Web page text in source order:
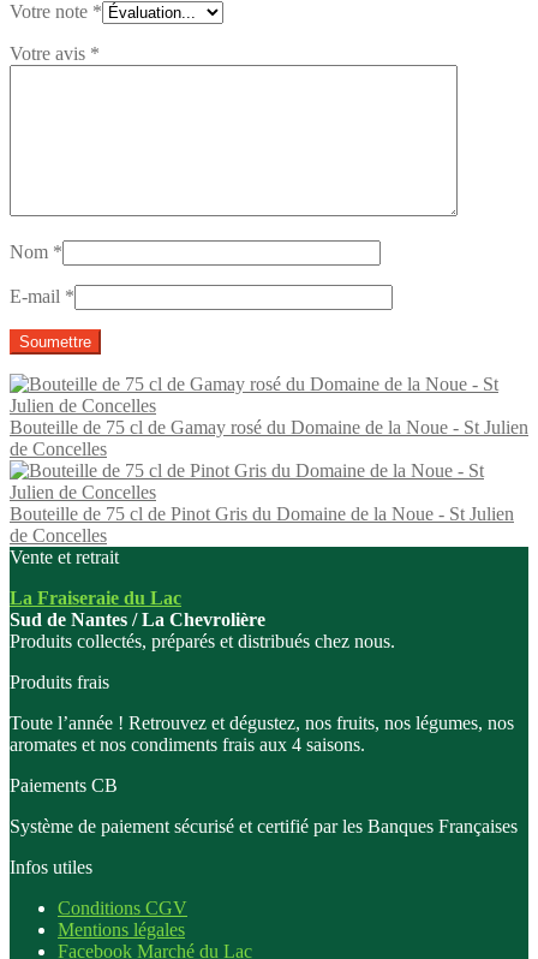
Votre note *
Votre avis *
Nom *
E-mail *
Bouteille de 75 cl de Gamay rosé du Domaine de la Noue - St Julien
de Concelles
Bouteille de 75 cl de Pinot Gris du Domaine de la Noue - St Julien
de Concelles
Vente et retrait
La Fraiseraie du Lac
Sud de Nantes / La Chevrolière
Produits collectés, préparés et distribués chez nous.
Produits frais
Toute l’année ! Retrouvez et dégustez, nos fruits, nos légumes, nos
aromates et nos condiments frais aux 4 saisons.
Paiements CB
Système de paiement sécurisé et certifié par les Banques Françaises
Infos utiles
Conditions CGV
Mentions légales
Facebook Marché du Lac